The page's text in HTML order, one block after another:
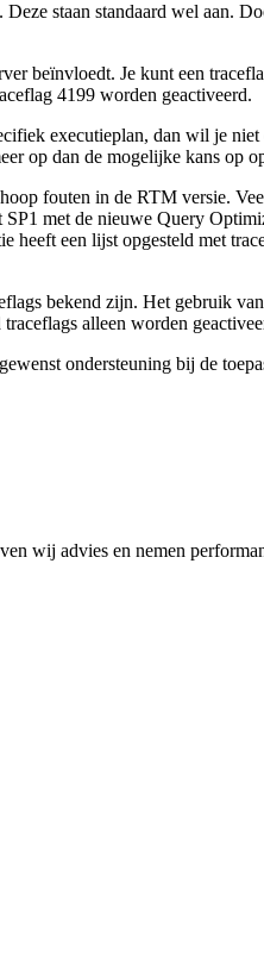
staan standaard wel aan.
beïnvloedt. Je kunt een
4199 worden geactiveerd.
executieplan, dan wil je
op dan de mogelijke kans op
fouten in de RTM versie.
met de nieuwe Query
een lijst opgesteld met
bekend zijn. Het gebruik
alleen worden
ondersteuning bij de
wij advies en nemen